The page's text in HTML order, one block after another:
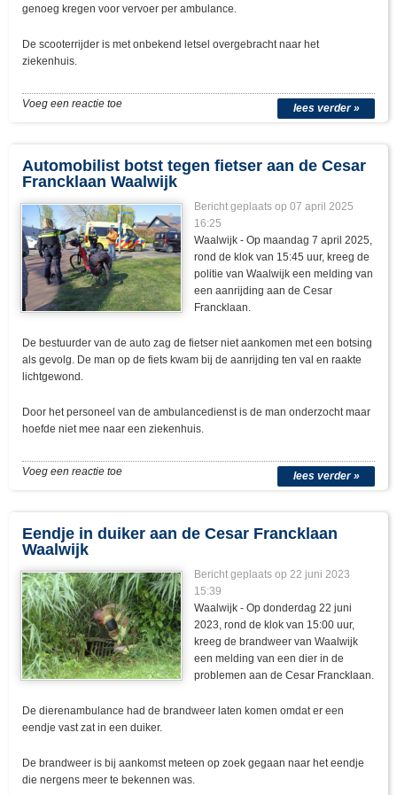
genoeg kregen voor vervoer per ambulance.
De scooterrijder is met onbekend letsel overgebracht naar het
ziekenhuis.
lees verder »
Voeg een reactie toe
Automobilist botst tegen fietser aan de Cesar
Francklaan Waalwijk
Bericht geplaats op 07 april 2025
16:25
Waalwijk - Op maandag 7 april 2025,
rond de klok van 15:45 uur, kreeg de
politie van Waalwijk een melding van
een aanrijding aan de Cesar
Francklaan.
De bestuurder van de auto zag de fietser niet aankomen met een botsing
als gevolg. De man op de fiets kwam bij de aanrijding ten val en raakte
lichtgewond.
Door het personeel van de ambulancedienst is de man onderzocht maar
hoefde niet mee naar een ziekenhuis.
lees verder »
Voeg een reactie toe
Eendje in duiker aan de Cesar Francklaan
Waalwijk
Bericht geplaats op 22 juni 2023
15:39
Waalwijk - Op donderdag 22 juni
2023, rond de klok van 15:00 uur,
kreeg de brandweer van Waalwijk
een melding van een dier in de
problemen aan de Cesar Francklaan.
De dierenambulance had de brandweer laten komen omdat er een
eendje vast zat in een duiker.
De brandweer is bij aankomst meteen op zoek gegaan naar het eendje
die nergens meer te bekennen was.